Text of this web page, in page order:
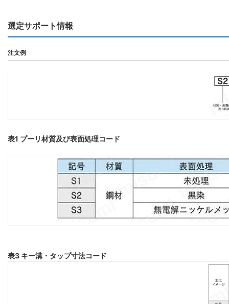
選定サポート情報
注文例
表1 プーリ材質及び表面処理コード
表3 キー溝・タップ寸法コード